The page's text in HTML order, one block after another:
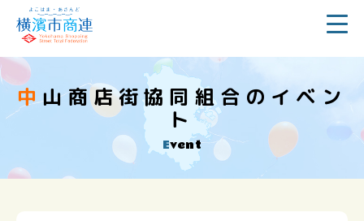
中山商店街協同組合のイベン
ト
Event